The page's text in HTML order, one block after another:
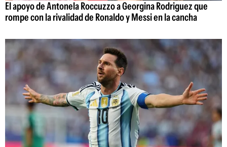
El apoyo de Antonela Roccuzzo a Georgina Rodriguez que
rompe con la rivalidad de Ronaldo y Messi en la cancha